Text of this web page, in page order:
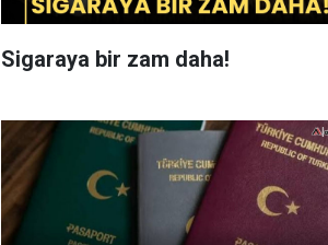
Sigaraya bir zam daha!